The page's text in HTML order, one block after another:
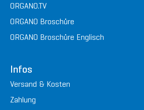
ORGANO.TV
ORGANO Broschüre
ORGANO Broschüre Englisch
Infos
Versand & Kosten
Zahlung